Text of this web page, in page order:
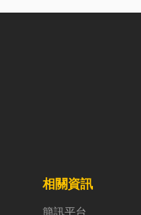
責任（S）與
多中小企業主
相關資訊
簡訊平台